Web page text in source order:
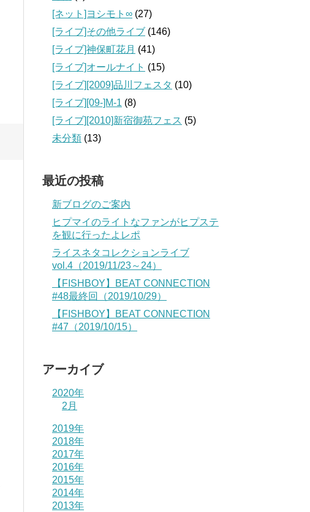
[ネット]ヨシモト∞ (27)
[ライブ]その他ライブ (146)
[ライブ]神保町花月 (41)
[ライブ]オールナイト (15)
[ライブ][2009]品川フェスタ (10)
[ライブ][09‐]M-1 (8)
[ライブ][2010]新宿御苑フェス (5)
未分類 (13)
最近の投稿
新ブログのご案内
ヒプマイのライトなファンがヒプステ
を観に行ったよレポ
ライスネタコレクションライブ
vol.4（2019/11/23～24）
【FISHBOY】BEAT CONNECTION
#48最終回（2019/10/29）
【FISHBOY】BEAT CONNECTION
#47（2019/10/15）
アーカイブ
2020年
2月
2019年
2018年
2017年
2016年
2015年
2014年
2013年